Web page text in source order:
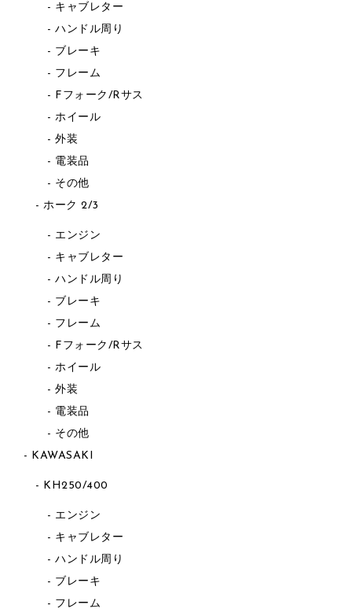
キャブレター
ハンドル周り
ブレーキ
フレーム
Fフォーク/Rサス
ホイール
外装
電装品
その他
ホーク 2/3
エンジン
キャブレター
ハンドル周り
ブレーキ
フレーム
Fフォーク/Rサス
ホイール
外装
電装品
その他
KAWASAKI
KH250/400
エンジン
キャブレター
ハンドル周り
ブレーキ
フレーム